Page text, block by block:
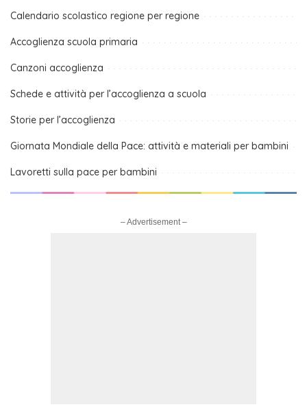
Calendario scolastico regione per regione
Accoglienza scuola primaria
Canzoni accoglienza
Schede e attività per l’accoglienza a scuola
Storie per l’accoglienza
Giornata Mondiale della Pace: attività e materiali per bambini
Lavoretti sulla pace per bambini
– Advertisement –